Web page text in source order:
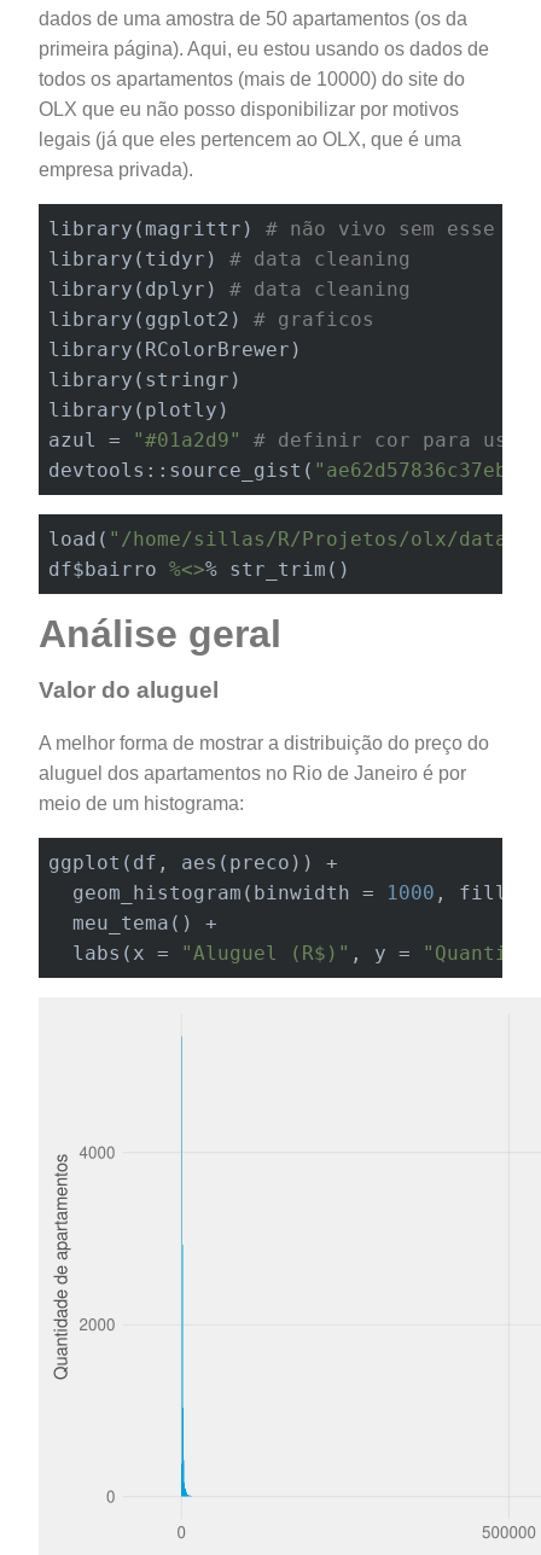
dados de uma amostra de 50 apartamentos (os da
primeira página). Aqui, eu estou usando os dados de
todos os apartamentos (mais de 10000) do site do
OLX que eu não posso disponibilizar por motivos
legais (já que eles pertencem ao OLX, que é uma
empresa privada).
library(magrittr) # não vivo sem esse
library(tidyr) # data cleaning
library(dplyr) # data cleaning
library(ggplot2) # graficos
library(RColorBrewer)
library(stringr)
library(plotly)
azul =
"#01a2d9"
# definir cor para usar
devtools::source_gist(
load( "/home/sillas/R/Projetos/olx/data/
df$bairro %<>% str_trim()
Análise geral
Valor do aluguel
A melhor forma de mostrar a distribuição do preço do
aluguel dos apartamentos no Rio de Janeiro é por
meio de um histograma:
ggplot(df, aes(preco)) +
  geom_histogram(binwidth =
1000 , fill =
  meu_tema() +
labs (x = "Aluguel (R$)" , y =